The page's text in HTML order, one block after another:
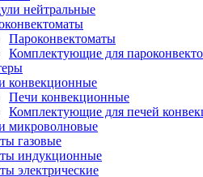
нейтральные
Пароконвектоматы
Комплектующие для
конвекционные
Печи конвекционные
Комплектующие для печей
микроволновые
газовые
индукционные
электрические